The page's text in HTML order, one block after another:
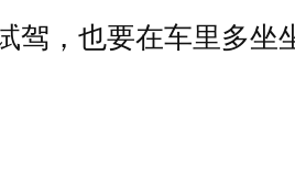
，也要在车里多坐